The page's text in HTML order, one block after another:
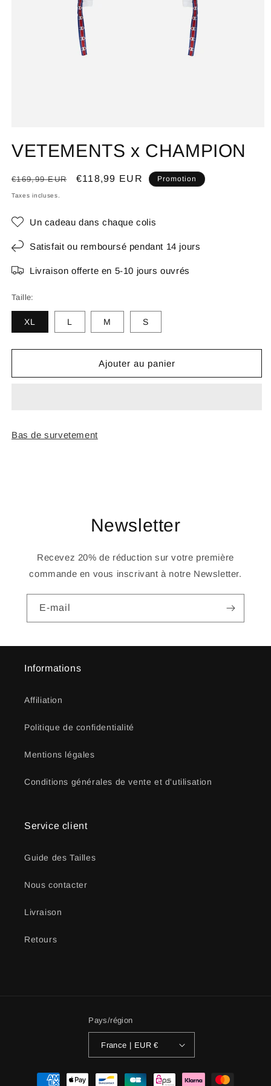
VETEMENTS x CHAMPION
Prix
habituel
€169,99 EUR
Prix
€118,99 EUR Promotion
Taxes incluses.
Un cadeau dans chaque colis
Satisfait ou remboursé pendant 14 jours
Livraison offerte en 5-10 jours ouvrés
Taille:
XL L M S
Ajouter au panier
Bas de survetement
Newsletter
Recevez 20% de réduction sur votre première
commande en vous inscrivant à notre Newsletter.
E-mail
Informations
Affiliation
Politique de confidentialité
Mentions légales
Conditions générales de vente et d'utilisation
Service client
Guide des Tailles
Nous contacter
Livraison
Retours
Pays/région
France | EUR €
Moyens